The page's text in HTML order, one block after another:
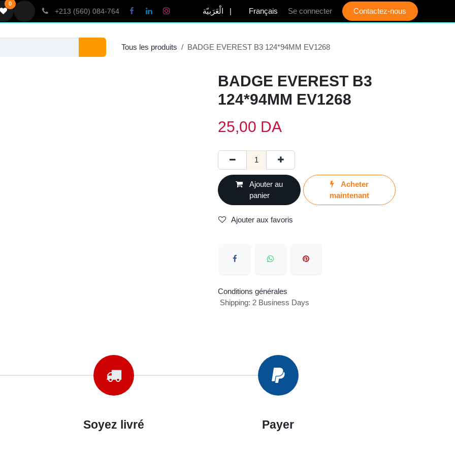
0
+213 (560) 084-764 الْعَرَبيّة Français Se connecter Contactez-nous
Tous les produits BADGE EVEREST B3 124*94MM EV1268
BADGE EVEREST B3
124*94MM EV1268
25,00 DA
Ajouter au
panier
Acheter
maintenant
Ajouter aux favoris
Conditions générales
Shipping: 2 Business Days
Soyez livré Payer